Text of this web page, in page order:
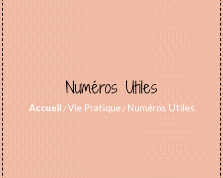
Numéros Utiles
Accueil/Vie Pratique/Numéros Utiles